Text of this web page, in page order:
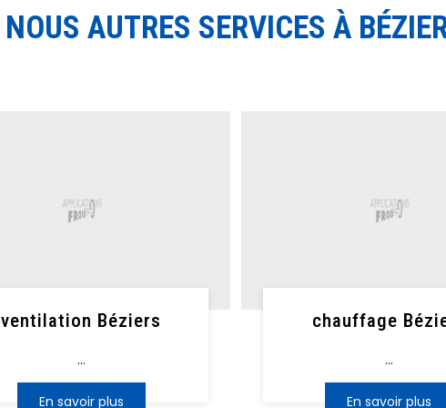
NOUS AUTRES SERVICES À
ventilation Béziers
...
En savoir plus
chauffage
...
En savoir plus